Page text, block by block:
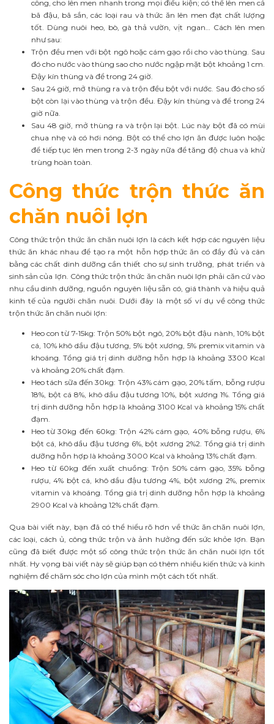
công, cho lên men nhanh trong mọi điều kiện; có thể lên men cả
bã đậu, bã sắn, các loại rau và thức ăn lên men đạt chất lượng
tốt. Dùng nuôi heo, bò, gà thả vườn, vịt ngan… Cách lên men
như sau:
Trộn đều men với bột ngô hoặc cám gạo rồi cho vào thùng. Sau
đó cho nước vào thùng sao cho nước ngập mặt bột khoảng 1 cm.
Đậy kín thùng và để trong 24 giờ.
Sau 24 giờ, mở thùng ra và trộn đều bột với nước. Sau đó cho số
bột còn lại vào thùng và trộn đều. Đậy kín thùng và để trong 24
giờ nữa.
Sau 48 giờ, mở thùng ra và trộn lại bột. Lúc này bột đã có mùi
chua nhẹ và có hơi nóng. Bột có thể cho lợn ăn được luôn hoặc
để tiếp tục lên men trong 2-3 ngày nữa để tăng độ chua và khử
trùng hoàn toàn.
Công thức trộn thức ăn
chăn nuôi lợn
Công thức trộn thức ăn chăn nuôi lợn là cách kết hợp các nguyên liệu
thức ăn khác nhau để tạo ra một hỗn hợp thức ăn có đầy đủ và cân
bằng các chất dinh dưỡng cần thiết cho sự sinh trưởng, phát triển và
sinh sản của lợn. Công thức trộn thức ăn chăn nuôi lợn phải căn cứ vào
nhu cầu dinh dưỡng, nguồn nguyên liệu sẵn có, giá thành và hiệu quả
kinh tế của người chăn nuôi. Dưới đây là một số ví dụ về công thức
trộn thức ăn chăn nuôi lợn:
Heo con từ 7-15kg: Trộn 50% bột ngô, 20% bột đậu nành, 10% bột
cá, 10% khô dầu đậu tương, 5% bột xương, 5% premix vitamin và
khoáng. Tổng giá trị dinh dưỡng hỗn hợp là khoảng 3300 Kcal
và khoảng 20% chất đạm.
Heo tách sữa đến 30kg: Trộn 43% cám gạo, 20% tấm, bỗng rượu
18%, bột cá 8%, khô dầu đậu tương 10%, bột xương 1%. Tổng giá
trị dinh dưỡng hỗn hợp là khoảng 3100 Kcal và khoảng 15% chất
đạm.
Heo từ 30kg đến 60kg: Trộn 42% cám gạo, 40% bỗng rượu, 6%
bột cá, khô dầu đậu tương 6%, bột xương 2%2. Tổng giá trị dinh
dưỡng hỗn hợp là khoảng 3000 Kcal và khoảng 13% chất đạm.
Heo từ 60kg đến xuất chuồng: Trộn 50% cám gạo, 35% bỗng
rượu, 4% bột cá, khô dầu đậu tương 4%, bột xương 2%, premix
vitamin và khoáng. Tổng giá trị dinh dưỡng hỗn hợp là khoảng
2900 Kcal và khoảng 12% chất đạm.
Qua bài viết này, bạn đã có thể hiểu rõ hơn về thức ăn chăn nuôi lợn,
các loại, cách ủ, công thức trộn và ảnh hưởng đến sức khỏe lợn. Bạn
cũng đã biết được một số công thức trộn thức ăn chăn nuôi lợn tốt
nhất. Hy vọng bài viết này sẽ giúp bạn có thêm nhiều kiến thức và kinh
nghiệm để chăm sóc cho lợn của mình một cách tốt nhất.